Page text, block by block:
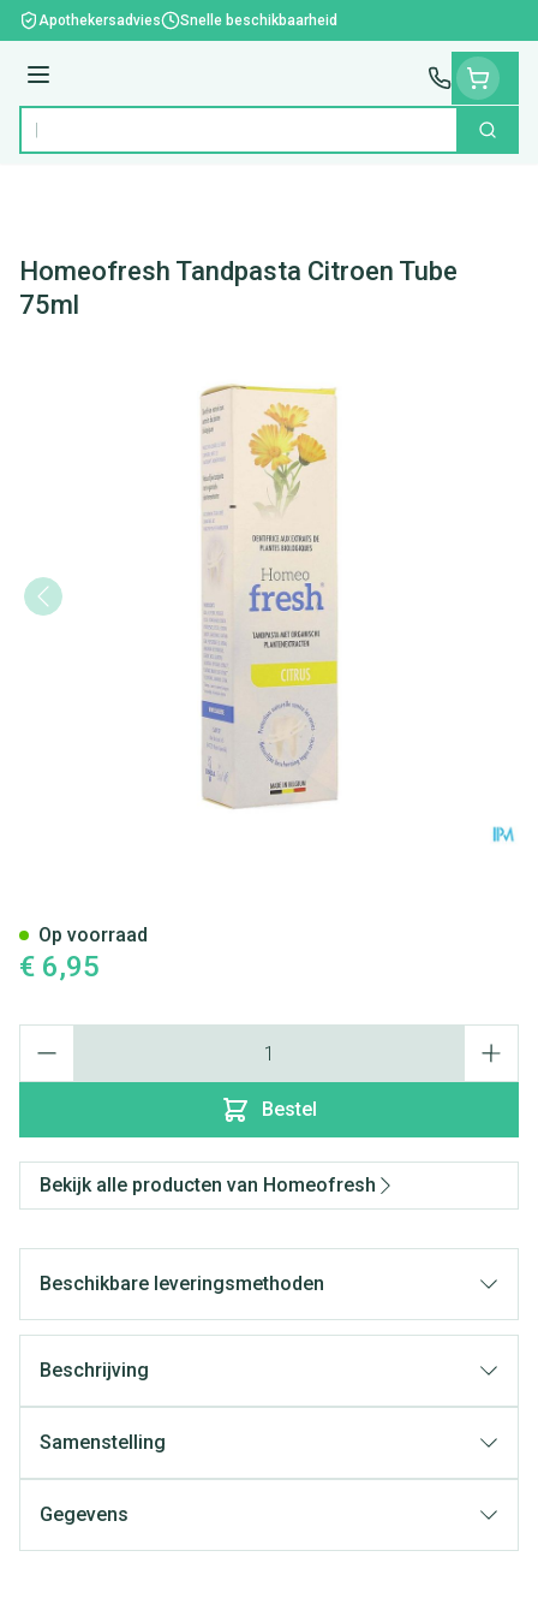
Ga naar de inhoud
Apothekersadvies Snelle beschikbaarheid
Menu
Product, merk, categorie... Zoek
Homeofresh Tandpasta Citroen Tube
75ml
€ 6,95
Bestel
Op voorraad
Bekijk alle producten van Homeofresh
Beschikbare leveringsmethoden
Beschrijving
Samenstelling
Gegevens